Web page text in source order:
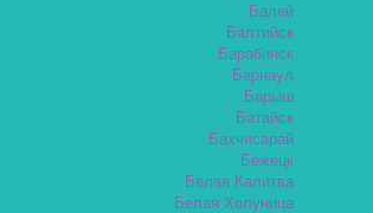
Балей
Балтийск
Барабинск
Барнаул
Барыш
Батайск
Бахчисарай
Бежецк
Белая Калитва
Белая Холуница